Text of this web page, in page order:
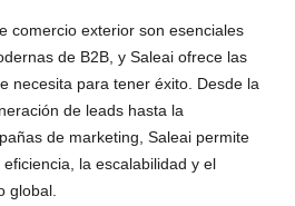
comercio exterior son esenciales
de B2B, y Saleai ofrece las
necesita para tener éxito. Desde la
de leads hasta la
de marketing, Saleai permite
la escalabilidad y el
global.